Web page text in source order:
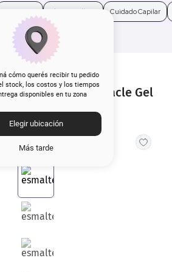
cómo querés recibir tu pedido
stock, los costos y los tiempos
disponibles en tu zona
Elegir ubicación
Más tarde
Electro Belleza Cuidado Capilar
Sally Hansen Miracle Gel
x 14,7 ml